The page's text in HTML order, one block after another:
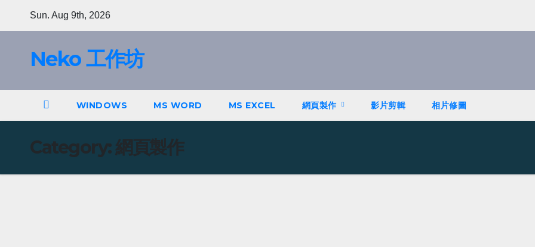
Sun. Aug 9th, 2026
Neko 工作坊
WINDOWS MS WORD MS EXCEL 網頁製作 影片剪輯 相片修圖
Category:網頁製作